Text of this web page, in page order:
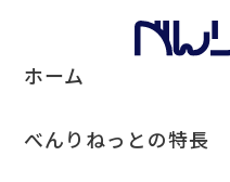
ホーム
べんりねっとの特長